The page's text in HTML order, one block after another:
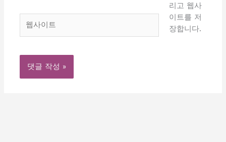
*
트
리고 웹사
이트를 저
장합니다.